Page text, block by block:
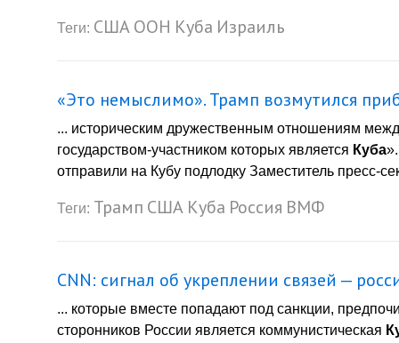
Теги: СШАООН Куба Израиль
«Это немыслимо». Трамп возмутился
... историческим дружественным отношениям
государством-участником которых является Куба
отправили на Кубу подлодку Заместитель пресс-
Теги: Трамп США Куба Россия ВМФ
CNN: сигнал об укреплении связей —
... которые вместе попадают под санкции,
сторонников России является коммунистическая